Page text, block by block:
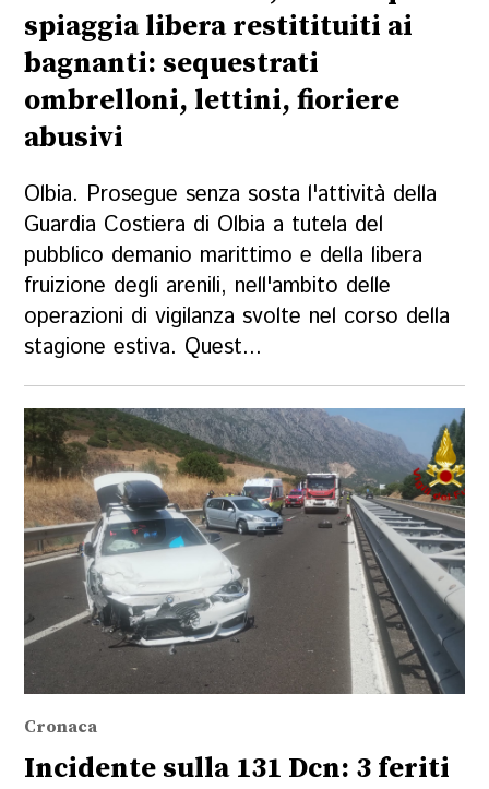
spiaggia libera restitituiti ai
bagnanti: sequestrati
ombrelloni, lettini, fioriere
abusivi
Olbia. Prosegue senza sosta l'attività della
Guardia Costiera di Olbia a tutela del
pubblico demanio marittimo e della libera
fruizione degli arenili, nell'ambito delle
operazioni di vigilanza svolte nel corso della
stagione estiva. Quest...
Cronaca
Incidente sulla 131 Dcn: 3 feriti